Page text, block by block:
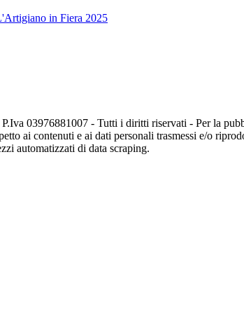
in Fiera 2025
03976881007 - Tutti i diritti riservati - Per la
ai contenuti e ai dati personali trasmessi e/o
automatizzati di data scraping.